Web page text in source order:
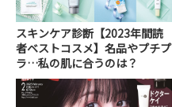
スキンケア診断【2023年間読
者ベストコスメ】名品やプチプ
ラ…私の肌に合うのは？